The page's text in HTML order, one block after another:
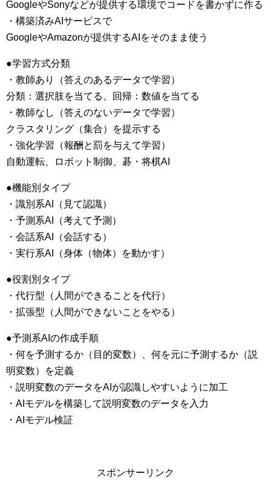
GoogleやSonyなどが提供する環境でコードを書かずに作る
・構築済みAIサービスで
GoogleやAmazonが提供するAIをそのまま使う
●学習方式分類
・教師あり（答えのあるデータで学習）
分類：選択肢を当てる、回帰：数値を当てる
・教師なし（答えのないデータで学習）
クラスタリング（集合）を提示する
・強化学習（報酬と罰を与えて学習）
自動運転、ロボット制御、碁・将棋AI
●機能別タイプ
・識別系AI（見て認識）
・予測系AI（考えて予測）
・会話系AI（会話する）
・実行系AI（身体（物体）を動かす）
●役割別タイプ
・代行型（人間ができることを代行）
・拡張型（人間ができないことをやる）
●予測系AIの作成手順
・何を予測するか（目的変数）、何を元に予測するか（説
明変数）を定義
・説明変数のデータをAIが認識しやすいように加工
・AIモデルを構築して説明変数のデータを入力
・AIモデル検証
スポンサーリンク